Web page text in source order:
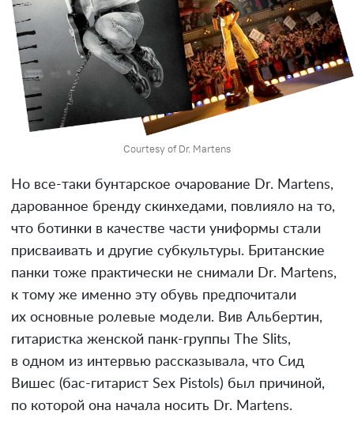
Courtesy of Dr. Martens
Но все-таки бунтарское очарование Dr. Martens,
дарованное бренду скинхедами, повлияло на то,
что ботинки в качестве части униформы стали
присваивать и другие субкультуры. Британские
панки тоже практически не снимали Dr. Martens,
к тому же именно эту обувь предпочитали
их основные ролевые модели. Вив Альбертин,
гитаристка женской панк-группы The Slits,
в одном из интервью рассказывала, что Сид
Вишес (бас-гитарист Sex Pistols) был причиной,
по которой она начала носить Dr. Martens.